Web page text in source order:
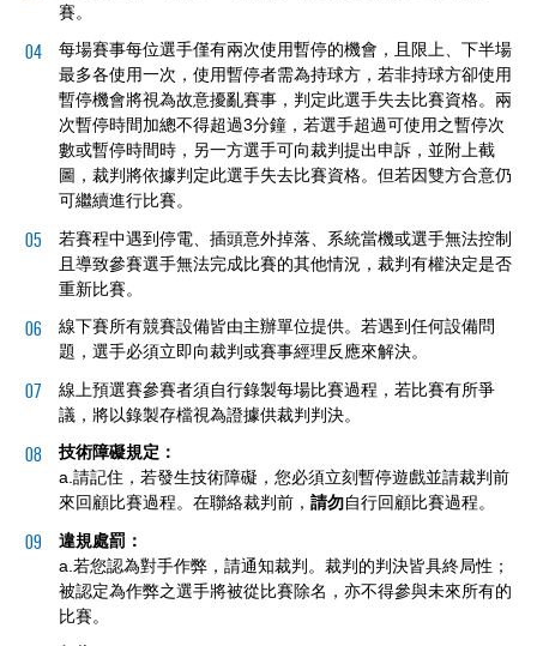
賽。
每場賽事每位選手僅有兩次使用暫停的機會，且限上、下半場
最多各使用一次，使用暫停者需為持球方，若非持球方卻使用
暫停機會將視為故意擾亂賽事，判定此選手失去比賽資格。兩
次暫停時間加總不得超過3分鐘，若選手超過可使用之暫停次
數或暫停時間時，另一方選手可向裁判提出申訴，並附上截
圖，裁判將依據判定此選手失去比賽資格。但若因雙方合意仍
可繼續進行比賽。
若賽程中遇到停電、插頭意外掉落、系統當機或選手無法控制
且導致參賽選手無法完成比賽的其他情況，裁判有權決定是否
重新比賽。
線下賽所有競賽設備皆由主辦單位提供。若遇到任何設備問
題，選手必須立即向裁判或賽事經理反應來解決。
線上預選賽參賽者須自行錄製每場比賽過程，若比賽有所爭
議，將以錄製存檔視為證據供裁判判決。
技術障礙規定：
a.請記住，若發生技術障礙，您必須立刻暫停遊戲並請裁判前
來回顧比賽過程。在聯絡裁判前， 請勿自行回顧比賽過程。
違規處罰：
a.若您認為對手作弊，請通知裁判。裁判的判決皆具終局性；
被認定為作弊之選手將被從比賽除名，亦不得參與未來所有的
比賽。